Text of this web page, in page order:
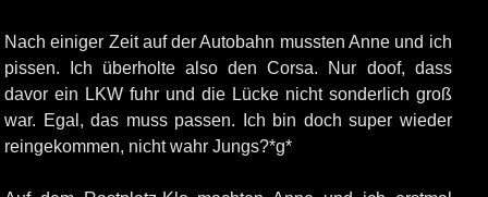
Nach einiger Zeit auf der Autobahn mussten Anne und ich
pissen. Ich überholte also den Corsa. Nur doof, dass
davor ein LKW fuhr und die Lücke nicht sonderlich groß
war. Egal, das muss passen. Ich bin doch super wieder
reingekommen, nicht wahr Jungs?*g*